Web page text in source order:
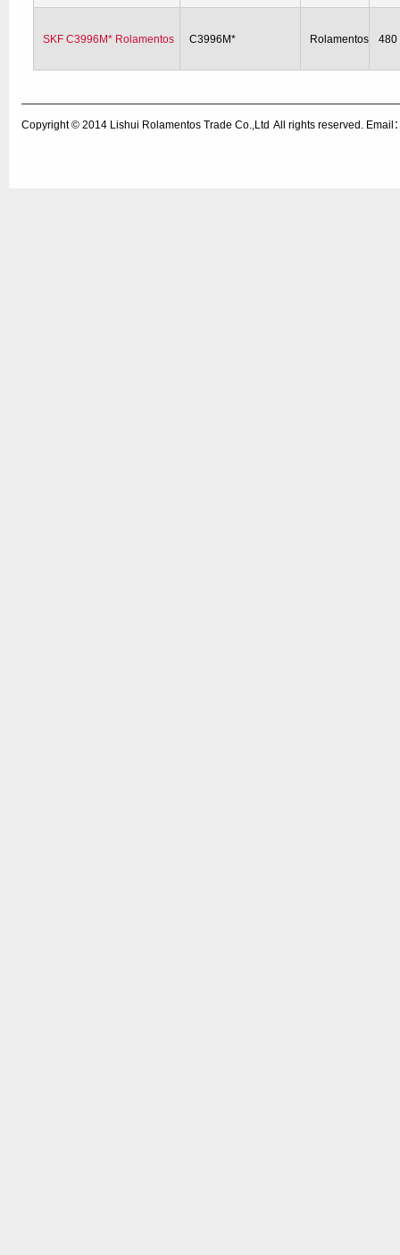
SKF C3996M* Rolamentos C3996M* Rolamentos 480
Copyright © 2014 Lishui Rolamentos Trade Co.,Ltd All rights reserved. Email